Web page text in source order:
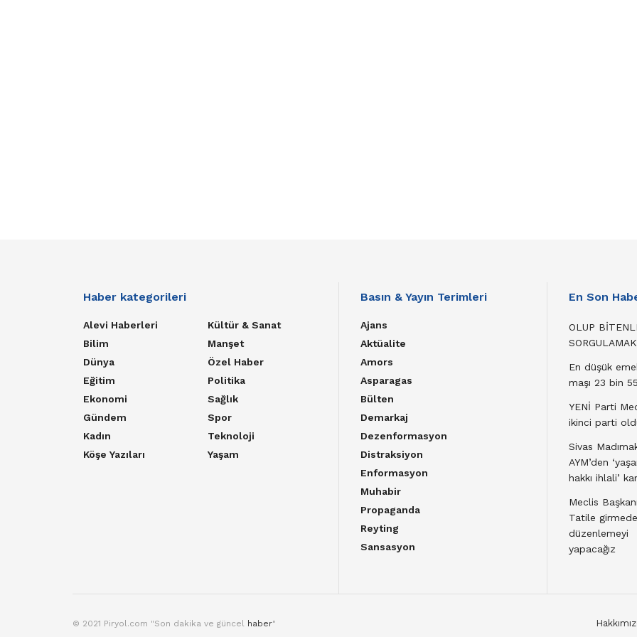
Haber kategorileri
Alevi Haberleri
Bilim
Dünya
Eğitim
Ekonomi
Gündem
Kadın
Köşe Yazıları
Kültür & Sanat
Manşet
Özel Haber
Politika
Sağlık
Spor
Teknoloji
Yaşam
Basın & Yayın Terimleri
Ajans
Aktüalite
Amors
Asparagas
Bülten
Demarkaj
Dezenformasyon
Distraksiyon
Enformasyon
Muhabir
Propaganda
Reyting
Sansasyon
En Son
OLUP
SORGULAMAK
En düşük
maşı 23 bin
YENİ Parti
ikinci parti
Sivas
AYM’den
hakkı ihlali’
Meclis
Tatile
düzenlemeyi
yapacağız
© 2021 Piryol.com "Son dakika ve güncel haber"